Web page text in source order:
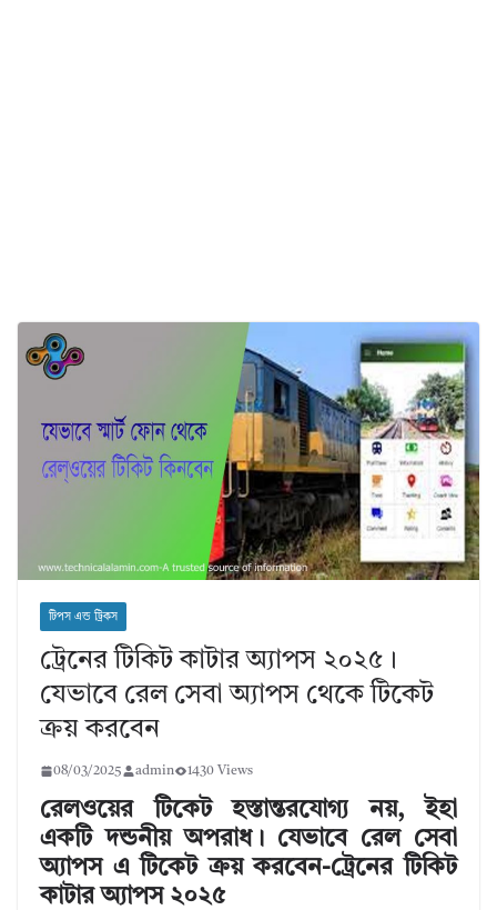
টিপস এন্ড ট্রিকস
ট্রেনের টিকিট কাটার অ্যাপস ২০২৫।
যেভাবে রেল সেবা অ্যাপস থেকে টিকেট
ক্রয় করবেন
08/03/2025 admin 1430 Views
রেলওয়ের টিকেট হস্তান্তরযোগ্য নয়, ইহা
একটি দন্ডনীয় অপরাধ। যেভাবে রেল সেবা
অ্যাপস এ টিকেট ক্রয় করবেন-ট্রেনের টিকিট
কাটার অ্যাপস ২০২৫